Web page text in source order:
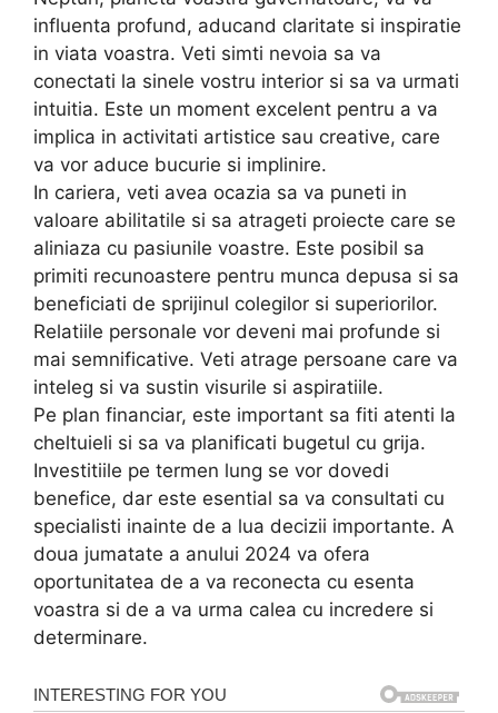
influenta profund, aducand claritate si inspiratie
in viata voastra. Veti simti nevoia sa va
conectati la sinele vostru interior si sa va urmati
intuitia. Este un moment excelent pentru a va
implica in activitati artistice sau creative, care
va vor aduce bucurie si implinire.
In cariera, veti avea ocazia sa va puneti in
valoare abilitatile si sa atrageti proiecte care se
aliniaza cu pasiunile voastre. Este posibil sa
primiti recunoastere pentru munca depusa si sa
beneficiati de sprijinul colegilor si superiorilor.
Relatiile personale vor deveni mai profunde si
mai semnificative. Veti atrage persoane care va
inteleg si va sustin visurile si aspiratiile.
Pe plan financiar, este important sa fiti atenti la
cheltuieli si sa va planificati bugetul cu grija.
Investitiile pe termen lung se vor dovedi
benefice, dar este esential sa va consultati cu
specialisti inainte de a lua decizii importante. A
doua jumatate a anului 2024 va ofera
oportunitatea de a va reconecta cu esenta
voastra si de a va urma calea cu incredere si
determinare.